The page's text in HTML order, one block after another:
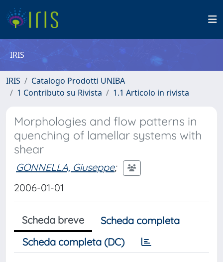
IRIS
IRIS
Catalogo Prodotti UNIBA
1 Contributo su Rivista
1.1 Articolo in rivista
Morphologies and flow patterns in
quenching of lamellar systems with
shear
GONNELLA, Giuseppe;
2006-01-01
Scheda breve
Scheda completa
Scheda completa (DC)